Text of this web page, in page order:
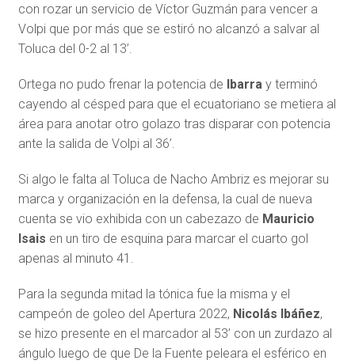
con rozar un servicio de Víctor Guzmán para vencer a
Volpi que por más que se estiró no alcanzó a salvar al
Toluca del 0-2 al 13’.
Ortega no pudo frenar la potencia de Ibarray terminó
cayendo al césped para que el ecuatoriano se metiera al
área para anotar otro golazo tras disparar con potencia
ante la salida de Volpi al 36’.
Si algo le falta al Toluca de Nacho Ambriz es mejorar su
marca y organización en la defensa, la cual de nueva
cuenta se vio exhibida con un cabezazo de Mauricio
Isais en un tiro de esquina para marcar el cuarto gol
apenas al minuto 41.
Para la segunda mitad la tónica fue la misma y el
campeón de goleo del Apertura 2022, Nicolás Ibáñez,
se hizo presente en el marcador al 53’ con un zurdazo al
ángulo luego de que De la Fuente peleara el esférico en